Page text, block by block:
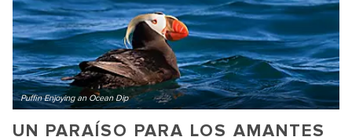
Puffin Enjoying an Ocean Dip
UN PARAÍSO PARA LOS AMANTES